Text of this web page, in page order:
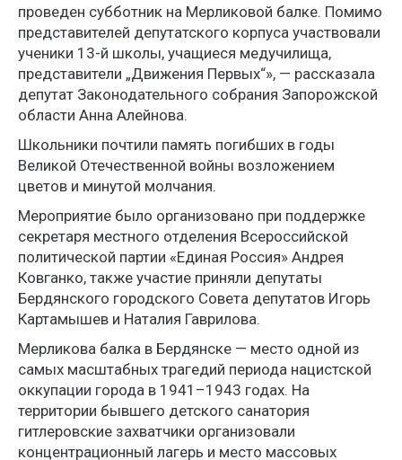
проведен субботник на Мерликовой балке. Помимо
представителей депутатского корпуса участвовали
ученики 13-й школы, учащиеся медучилища,
представители „Движения Первых“», — рассказала
депутат Законодательного собрания Запорожской
области Анна Алейнова.
Школьники почтили память погибших в годы
Великой Отечественной войны возложением
цветов и минутой молчания.
Мероприятие было организовано при поддержке
секретаря местного отделения Всероссийской
политической партии «Единая Россия» Андрея
Ковганко, также участие приняли депутаты
Бердянского городского Совета депутатов Игорь
Картамышев и Наталия Гаврилова.
Мерликова балка в Бердянске — место одной из
самых масштабных трагедий периода нацистской
оккупации города в 1941–1943 годах. На
территории бывшего детского санатория
гитлеровские захватчики организовали
концентрационный лагерь и место массовых